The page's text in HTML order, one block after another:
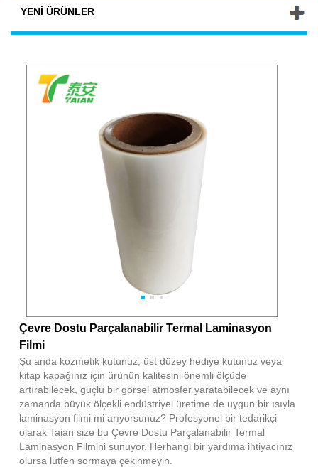
YENI ÜRÜNLER
Çevre Dostu Parçalanabilir Termal Laminasyon
Filmi
Şu anda kozmetik kutunuz, üst düzey hediye kutunuz veya
kitap kapağınız için ürünün kalitesini önemli ölçüde
artırabilecek, güçlü bir görsel atmosfer yaratabilecek ve aynı
zamanda büyük ölçekli endüstriyel üretime de uygun bir ısıyla
laminasyon filmi mi arıyorsunuz? Profesyonel bir tedarikçi
olarak Taian size bu Çevre Dostu Parçalanabilir Termal
Laminasyon Filmini sunuyor. Herhangi bir yardıma ihtiyacınız
olursa lütfen sormaya çekinmeyin.